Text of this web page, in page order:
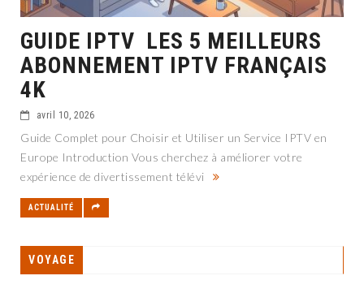
GUIDE IPTV LES 5 MEILLEURS
ABONNEMENT IPTV FRANÇAIS
4K
avril 10, 2026
Guide Complet pour Choisir et Utiliser un Service IPTV en
Europe Introduction Vous cherchez à améliorer votre
expérience de divertissement télévi
ACTUALITÉ
VOYAGE